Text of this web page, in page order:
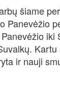
šiame
Panevėžio
iki
Kartu
ir nauji